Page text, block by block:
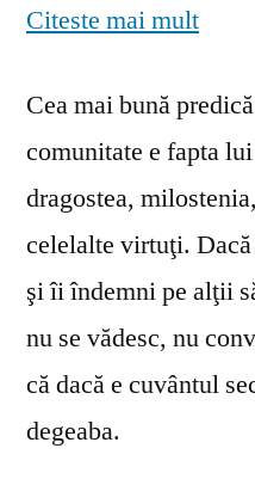
Citeste mai mult
Cea mai bună
comunitate e fapta
dragostea,
celelalte virtuţi.
şi îi îndemni pe alţii
nu se vă­desc, nu
că dacă e cuvântul
degeaba.